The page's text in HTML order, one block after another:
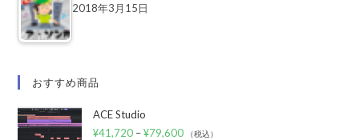
2018年3月15日
おすすめ商品
ACE Studio
¥41,720 –¥79,600 （税込）